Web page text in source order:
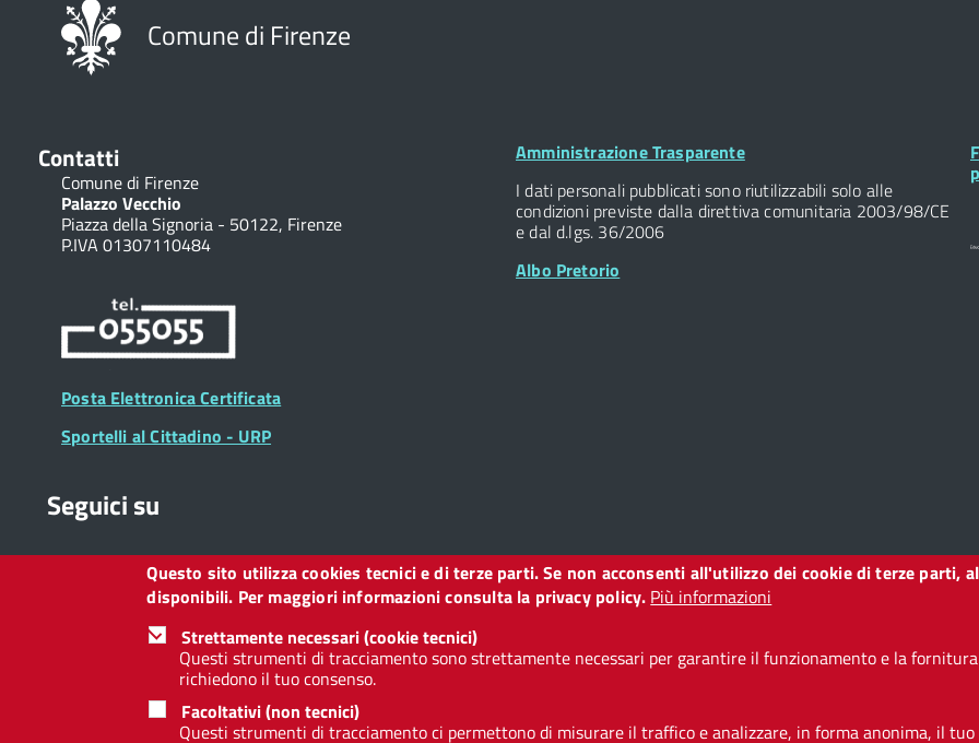
Comune di Firenze
Contatti
Comune di Firenze
Palazzo Vecchio
Piazza della Signoria - 50122, Firenze
P.IVA 01307110484
Posta Elettronica Certificata
Sportelli al Cittadino - URP
Footer
Amministrazione Trasparente
I dati personali pubblicati sono riutilizzabili solo alle
condizioni previste dalla direttiva comunitaria 2003/98/CE
e dal d.lgs. 36/2006
Albo Pretorio
Seguici su
Collegamento
Facebook
Collegamento
a
Twitter
Collegamento
a
Instagram
Collegamento
a
LinkedIn
Collegamento
a
You
Tube
Collegamento
a
Telegram
Collegamento
a
Whatsapp
Redazione web Privacy Note legali
Questo sito utilizza cookies tecnici e di terze parti. Se non acconsenti all'utilizzo dei cookie di terze parti,
disponibili. Per maggiori informazioni consulta la privacy policy. Più informazioni
Strettamente necessari (cookie tecnici)
Questi strumenti di tracciamento sono strettamente necessari per garantire il funzionamento e la
richiedono il tuo consenso.
Facoltativi (non tecnici)
Questi strumenti di tracciamento ci permettono di misurare il traffico e analizzare, in forma anonima, il